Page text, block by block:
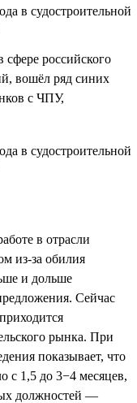
российского
вошёл ряд синих
с ЧПУ,
в отрасли
из-за обилия
и дольше
Сейчас
рынка. При
показывает, что
с 1,5 до 3−4 месяцев,
должностей —